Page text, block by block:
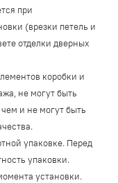
при
(врезки петель и
отделки дверных
коробки и
не могут быть
и не могут быть
упаковке. Перед
упаковки.
установки.